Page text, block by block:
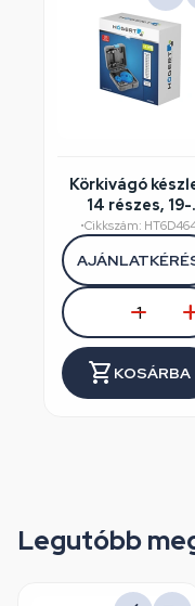
Körkivágó
14 részes, 19-
75mm,
koffer,
HT6D464
•Cikkszám:
KOSÁRBA
Legutóbb